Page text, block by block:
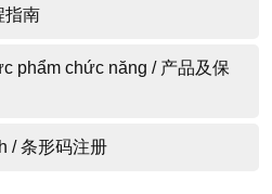
指南
phẩm chức năng / 产品及保
/ 条形码注册